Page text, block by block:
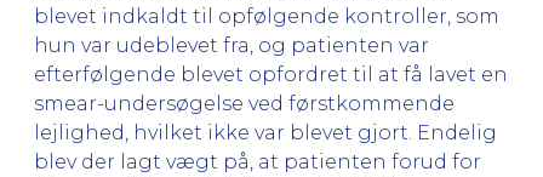
blevet indkaldt til opfølgende kontroller, som
hun var udeblevet fra, og patienten var
efterfølgende blevet opfordret til at få lavet en
smear-undersøgelse ved førstkommende
lejlighed, hvilket ikke var blevet gjort. Endelig
blev der lagt vægt på, at patienten forud for